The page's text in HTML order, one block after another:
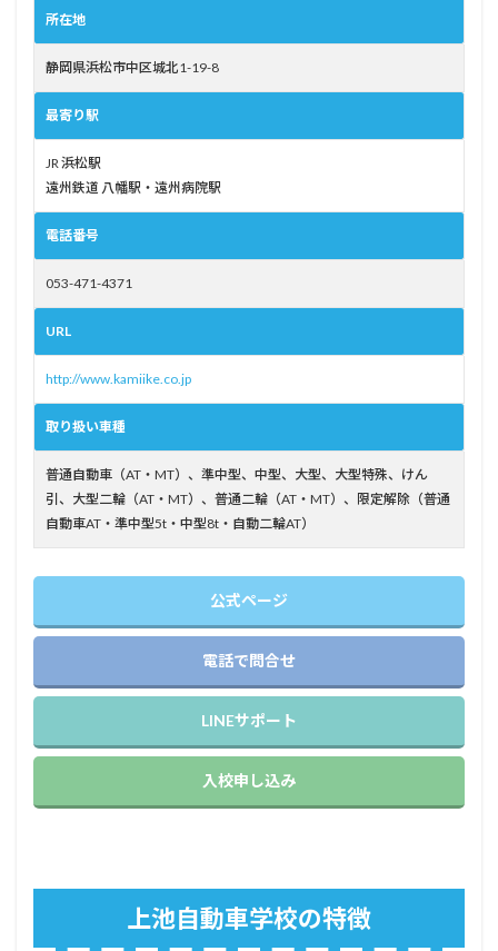
なり
良い
3
上池
自動
お勧
めし
たい
方
3.1
通学
で免
人
3.2
トホ
ーム
な雰
囲気
が好
がな
他所
た方
所在地
静岡県浜松市中区城北1-19-8
最寄り駅
JR 浜松駅
遠州鉄道 八幡駅・遠州病院駅
電話番号
053-471-4371
URL
http://www.kamiike.co.jp
取り扱い車種
普通自動車（AT・MT）、準中型、中型、大型、大型特殊、けん
引、大型二輪（AT・MT）、普通二輪（AT・MT）、限定解除（普通
自動車AT・準中型5t・中型8t・自動二輪AT）
公式ページ
電話で問合せ
LINEサポート
入校申し込み
上池自動車学校の特徴